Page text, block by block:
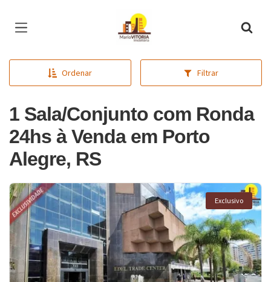
Página inicial
Ordenar Filtrar
1 Sala/Conjunto com Ronda
24hs à Venda em Porto
Alegre, RS
Exclusivo